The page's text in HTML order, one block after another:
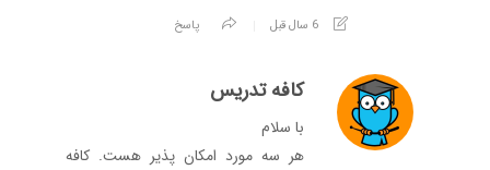
6 سال قبل پاسخ
کافه تدریس
با سلام
هر سه مورد امکان پذیر هست. کافه